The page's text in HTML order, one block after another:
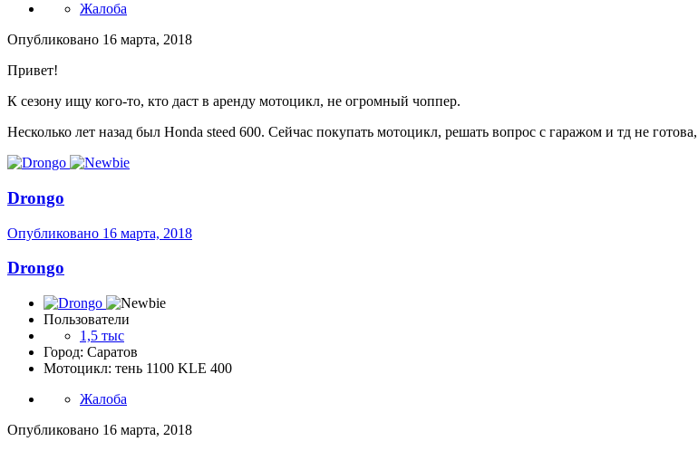
Жалоба
Опубликовано 16 марта, 2018
Привет!
К сезону ищу кого-то, кто даст в аренду мотоцикл, не огромный чоппер.
Несколько лет назад был Honda steed 600. Сейчас покупать мотоцикл, решать вопрос с гаражом и тд не
Drongo
Опубликовано 16 марта, 2018
Drongo
Пользователи
1,5 тыс
Город: Саратов
Мотоцикл: тень 1100 KLE 400
Жалоба
Опубликовано 16 марта, 2018